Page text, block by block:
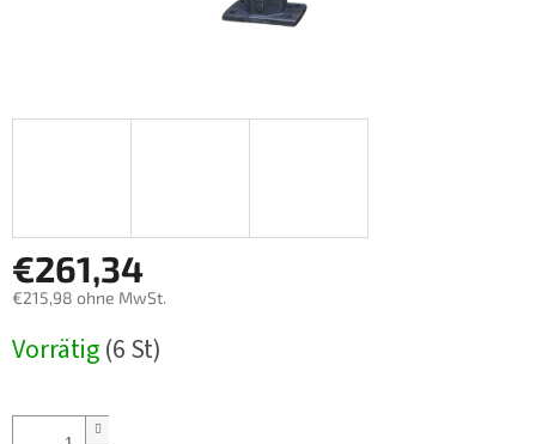
€261,34
€215,98 ohne MwSt.
Vorrätig(6 St)